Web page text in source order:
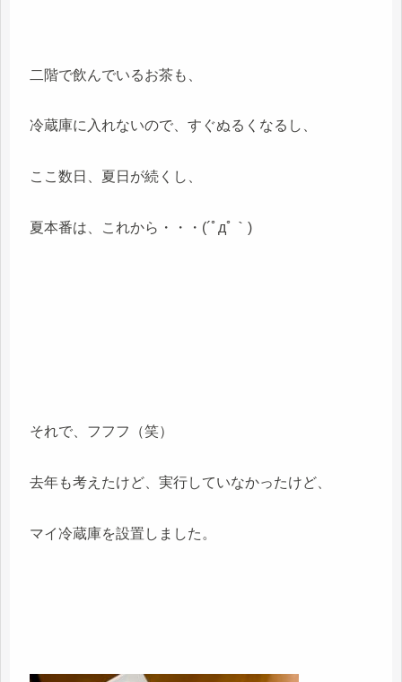
二階で飲んでいるお茶も、
冷蔵庫に入れないので、すぐぬるくなるし、
ここ数日、夏日が続くし、
夏本番は、これから・・・(´ﾟдﾟ｀)
それで、フフフ（笑）
去年も考えたけど、実行していなかったけど、
マイ冷蔵庫を設置しました。